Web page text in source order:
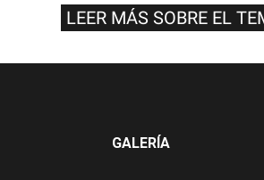
LEER MÁS SOBRE EL
GALERÍA